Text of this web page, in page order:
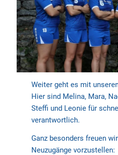
Weiter geht es mit
Hier sind Melina, Mara,
Steffi und Leonie für
verantwortlich.
Ganz besonders freuen
Neuzugänge vorzustellen: